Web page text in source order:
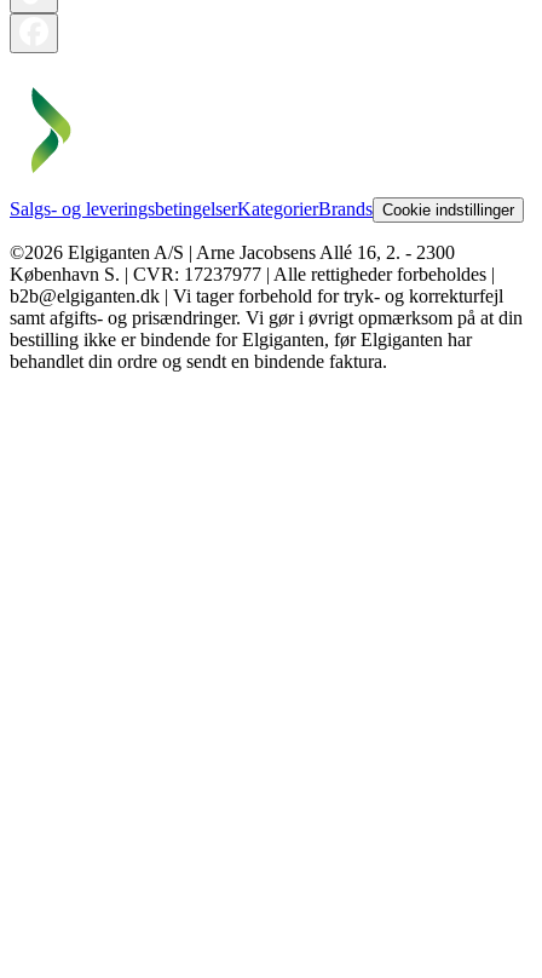
Salgs- og leveringsbetingelserKategorierBrands Cookie indstillinger
©2026 Elgiganten A/S | Arne Jacobsens Allé 16, 2. - 2300
København S. | CVR: 17237977 | Alle rettigheder forbeholdes |
b2b@elgiganten.dk | Vi tager forbehold for tryk- og korrekturfejl
samt afgifts- og prisændringer. Vi gør i øvrigt opmærksom på at din
bestilling ikke er bindende for Elgiganten, før Elgiganten har
behandlet din ordre og sendt en bindende faktura.